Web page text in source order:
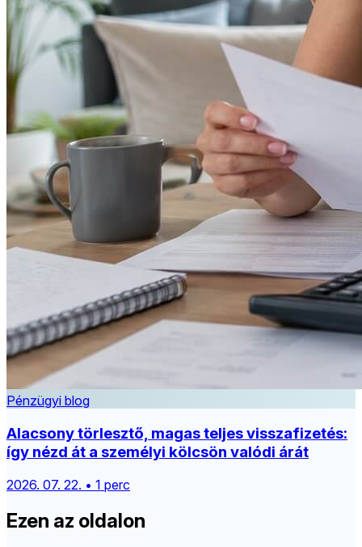
Pénzügyi blog
Alacsony törlesztő, magas teljes visszafizetés:
így nézd át a személyi kölcsön valódi árát
2026. 07. 22. • 1 perc
Ezen az oldalon